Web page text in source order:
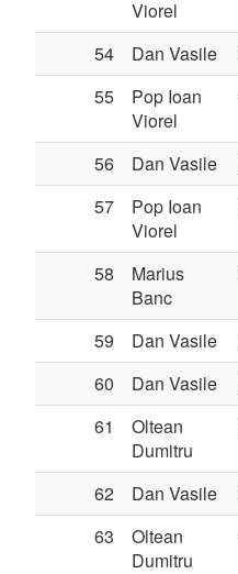
Viorel
54
Dan Vasile
55
Pop Ioan
Viorel
56 Dan Vasile
57
Pop Ioan
Viorel
58
Marius
Banc
59 Dan Vasile
60
Dan Vasile
61
Oltean
Dumitru
62 Dan Vasile
63
Oltean
Dumitru